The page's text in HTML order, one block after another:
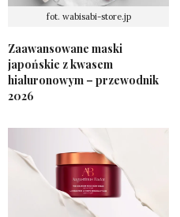
fot. wabisabi-store.jp
Zaawansowane maski
japońskie z kwasem
hialuronowym – przewodnik
2026